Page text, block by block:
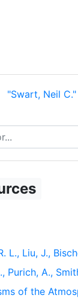
"Swart, Neil C."
L., Liu, J.,
Purich, A.,
of the